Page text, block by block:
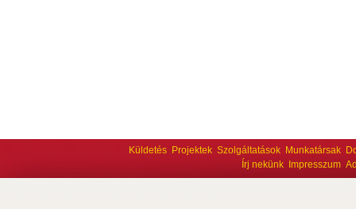
Küldetés Projektek Szolgáltatások Munkatársak
Írj nekünk
Impresszum